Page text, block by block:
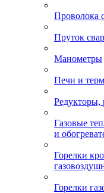
Проволока
Пруток
Манометры
Печи и
Редукторы,
Газовые
и
Горелки
Горелки